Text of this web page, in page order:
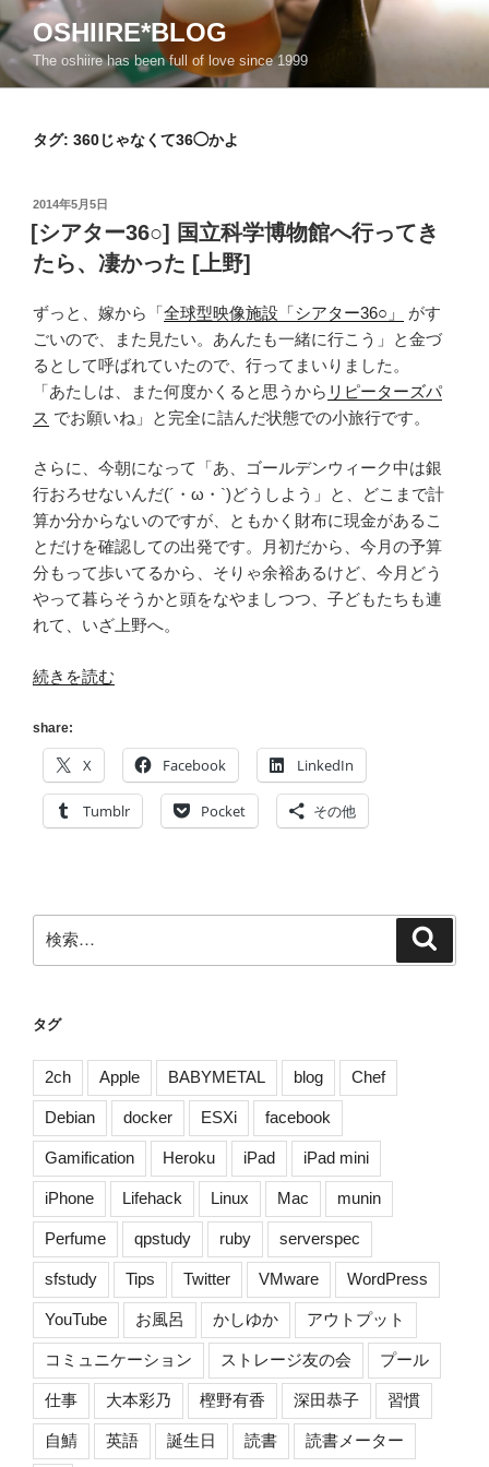
ン
テ
ン
OSHIIRE*BLOG
The oshiire has been full of love since 1999
タグ: 360じゃなくて36◯かよ
投
稿
日:
2014年5月5日
[シアター36○] 国立科学博物館へ行ってき
たら、凄かった [上野]
ずっと、嫁から「全球型映像施設「シアター36○」
がす
ごいので、また見たい。あんたも一緒に行こう」と金づ
るとして呼ばれていたので、行ってまいりました。
「あたしは、また何度かくると思うから リピーターズパ
ス でお願いね」と完全に詰んだ状態での小旅行です。
さらに、今朝になって「あ、ゴールデンウィーク中は銀
行おろせないんだ(´・ω・`)どうしよう」と、どこまで計
算か分からないのですが、ともかく財布に現金があるこ
とだけを確認しての出発です。月初だから、今月の予算
分もって歩いてるから、そりゃ余裕あるけど、今月どう
やって暮らそうかと頭をなやましつつ、子どもたちも連
れて、いざ上野へ。
“[シ
タ
ー
36○]
立
博
物
館
行
て
き
た
ら、
凄
か
っ
[上
野]”
続きを読む
share:
X Facebook LinkedIn
Tumblr Pocket その他
索:
タグ
2ch Apple BABYMETAL blog Chef
Debian docker ESXi facebook
Gamification Heroku iPad iPad mini
iPhone Lifehack Linux Mac munin
Perfume qpstudy ruby serverspec
sfstudy Tips Twitter VMware WordPress
YouTube お風呂 かしゆか アウトプット
コミュニケーション ストレージ友の会 プール
仕事 大本彩乃 樫野有香 深田恭子 習慣
自鯖 英語 誕生日 読書 読書メーター